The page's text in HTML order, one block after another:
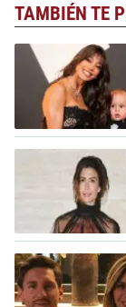
TAMBIÉN TE